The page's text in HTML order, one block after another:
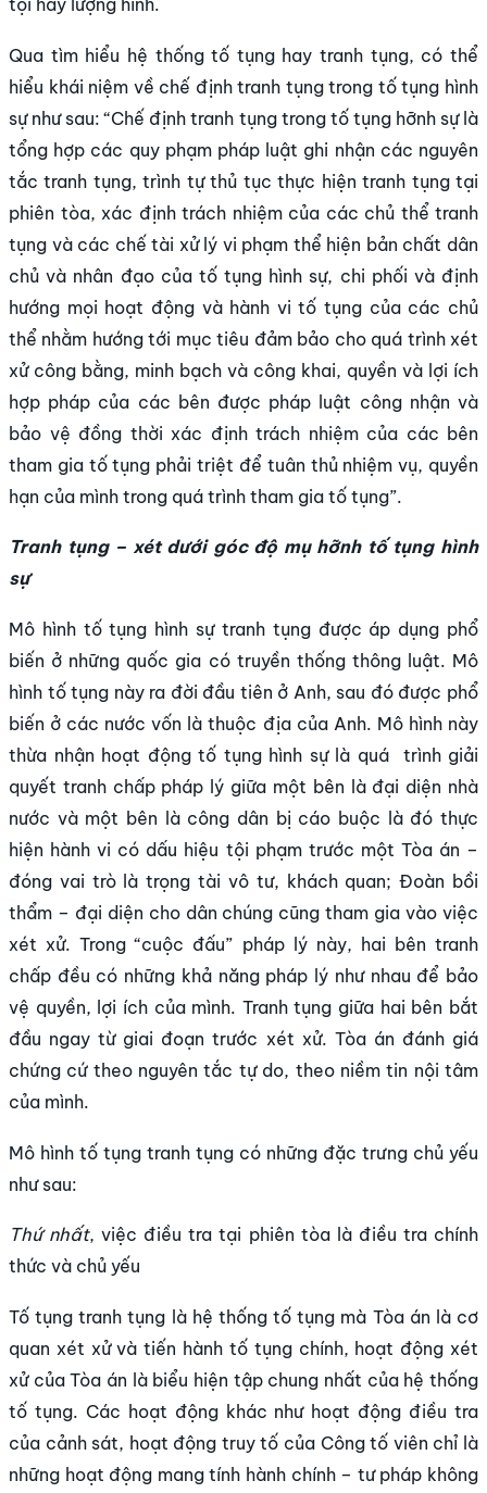
tội hay lượng hình.
Qua tìm hiểu hệ thống tố tụng hay tranh tụng, có thể
hiểu khái niệm về chế định tranh tụng trong tố tụng hình
sự như sau: “Chế định tranh tụng trong tố tụng hỡnh sự là
tổng hợp các quy phạm pháp luật ghi nhận các nguyên
tắc tranh tụng, trình tự thủ tục thực hiện tranh tụng tại
phiên tòa, xác định trách nhiệm của các chủ thể tranh
tụng và các chế tài xử lý vi phạm thể hiện bản chất dân
chủ và nhân đạo của tố tụng hình sự, chi phối và định
hướng mọi hoạt động và hành vi tố tụng của các chủ
thể nhằm hướng tới mục tiêu đảm bảo cho quá trình xét
xử công bằng, minh bạch và công khai, quyền và lợi ích
hợp pháp của các bên được pháp luật công nhận và
bảo vệ đồng thời xác định trách nhiệm của các bên
tham gia tố tụng phải triệt để tuân thủ nhiệm vụ, quyền
hạn của mình trong quá trình tham gia tố tụng”.
Tranh tụng – xét dưới góc độ mụ hỡnh tố tụng hình
sự
Mô hình tố tụng hình sự tranh tụng được áp dụng phổ
biến ở những quốc gia có truyền thống thông luật. Mô
hình tố tụng này ra đời đầu tiên ở Anh, sau đó được phổ
biến ở các nước vốn là thuộc địa của Anh. Mô hình này
thừa nhận hoạt động tố tụng hình sự là quá trình giải
quyết tranh chấp pháp lý giữa một bên là đại diện nhà
nước và một bên là công dân bị cáo buộc là đó thực
hiện hành vi có dấu hiệu tội phạm trước một Tòa án –
đóng vai trò là trọng tài vô tư, khách quan; Đoàn bồi
thẩm – đại diện cho dân chúng cũng tham gia vào việc
xét xử. Trong “cuộc đấu” pháp lý này, hai bên tranh
chấp đều có những khả năng pháp lý như nhau để bảo
vệ quyền, lợi ích của mình. Tranh tụng giữa hai bên bắt
đầu ngay từ giai đoạn trước xét xử. Tòa án đánh giá
chứng cứ theo nguyên tắc tự do, theo niềm tin nội tâm
của mình.
Mô hình tố tụng tranh tụng có những đặc trưng chủ yếu
như sau:
Thứ nhất, việc điều tra tại phiên tòa là điều tra chính
thức và chủ yếu
Tố tụng tranh tụng là hệ thống tố tụng mà Tòa án là cơ
quan xét xử và tiến hành tố tụng chính, hoạt động xét
xử của Tòa án là biểu hiện tập chung nhất của hệ thống
tố tụng. Các hoạt động khác như hoạt động điều tra
của cảnh sát, hoạt động truy tố của Công tố viên chỉ là
những hoạt động mang tính hành chính – tư pháp không